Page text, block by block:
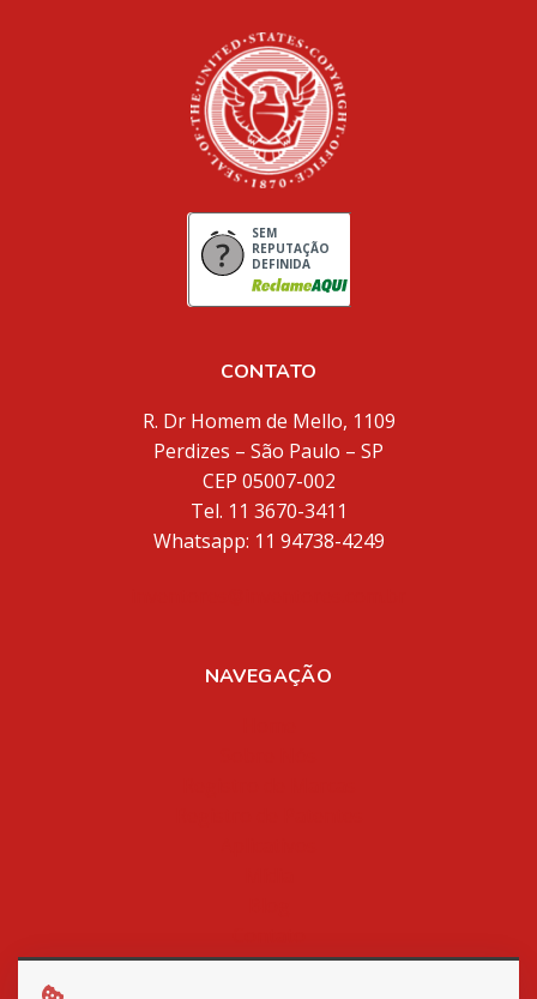
SEM
REPUTAÇÃO
DEFINIDA
CONTATO
R. Dr Homem de Mello, 1109
Perdizes – São Paulo – SP
CEP 05007-002
Tel. 11 3670-3411
Whatsapp: 11 94738-4249
NAVEGAÇÃO
Política de Privacidade